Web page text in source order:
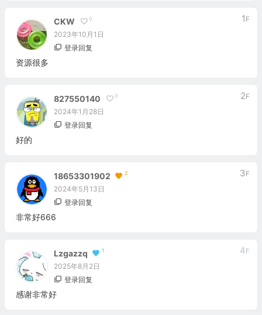
CKW 0
2023年10月1日
1 F
登录回复
资源很多
827550140 0
2024年1月28日
2F
登录回复
好的
18653301902 2
2024年5月13日
3F
登录回复
非常好666
Lzgazzq 1
2025年8月2日
4F
登录回复
感谢非常好